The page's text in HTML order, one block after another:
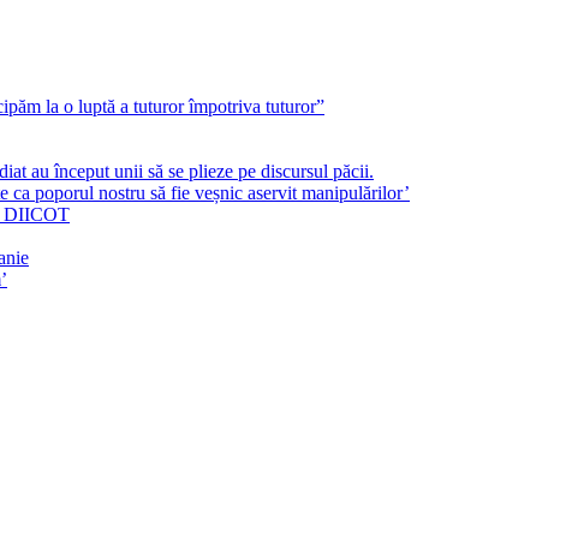
la o luptă a tuturor împotriva tuturor”
au început unii să se plieze pe discursul păcii.
poporul nostru să fie veșnic aservit manipulărilor’
DIICOT